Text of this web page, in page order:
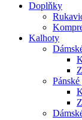
Doplňky
Kalhoty